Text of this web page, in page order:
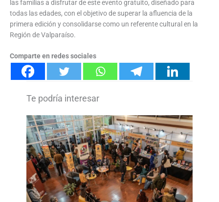
las familias a disfrutar de este evento gratuito, diseñado para
todas las edades, con el objetivo de superar la afluencia de la
primera edición y consolidarse como un referente cultural en la
Región de Valparaíso.
Comparte en redes sociales